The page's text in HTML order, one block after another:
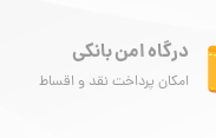
درگاه امن بانکی
امکان پرداخت نقد و اقساط